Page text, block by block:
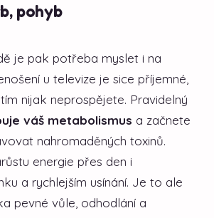
pohyb
je pak potřeba myslet i na
u televize je sice příjemné,
nijak neprospějete. Pravidelný
váš metabolismus a začnete
nahromaděných toxinů.
energie přes den i
a rychlejším usínání. Je to ale
pevné vůle, odhodlání a